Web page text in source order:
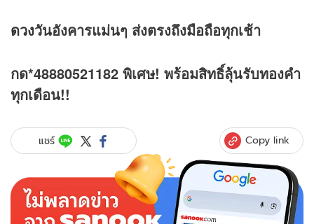
ดวงวันอังคารแม่นๆ ส่งตรงถึงมือถือทุกเช้า
กด*48880521182 พิเศษ! พร้อมสิทธิ์ลุ้นรับทองคำ
ทุกเดือน!!
แชร์ Copy link